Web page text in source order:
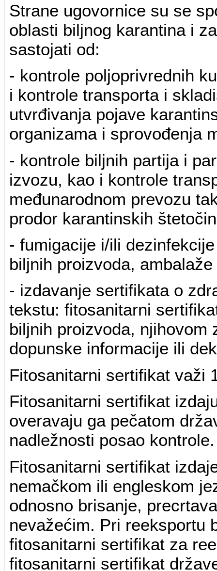
Strane ugovornice su se
oblasti biljnog karantina i
sastojati od:
- kontrole poljoprivrednih
i kontrole transporta i
utvrđivanja pojave
organizama i sprovođenja
- kontrole biljnih partija i
izvozu, kao i kontrole
međunarodnom prevozu
prodor karantinskih
- fumigacije i/ili
biljnih proizvoda,
- izdavanje sertifikata o
tekstu: fitosanitarni
biljnih proizvoda, njihovom
dopunske informacije ili
Fitosanitarni sertifikat važi
Fitosanitarni sertifikat
overavaju ga pečatom
nadležnosti posao kontrole.
Fitosanitarni sertifikat
nemačkom ili engleskom
odnosno brisanje,
nevažećim. Pri reeksportu
fitosanitarni sertifikat za
fitosanitarni sertifikat